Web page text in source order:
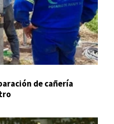
de cañería